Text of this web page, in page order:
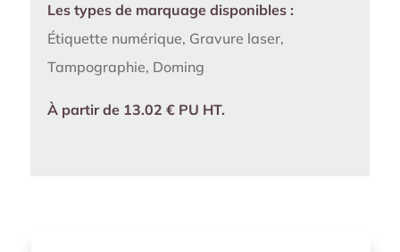
Les types de marquage disponibles :
Étiquette numérique, Gravure laser,
Tampographie, Doming
À partir de 13.02 € PU HT.